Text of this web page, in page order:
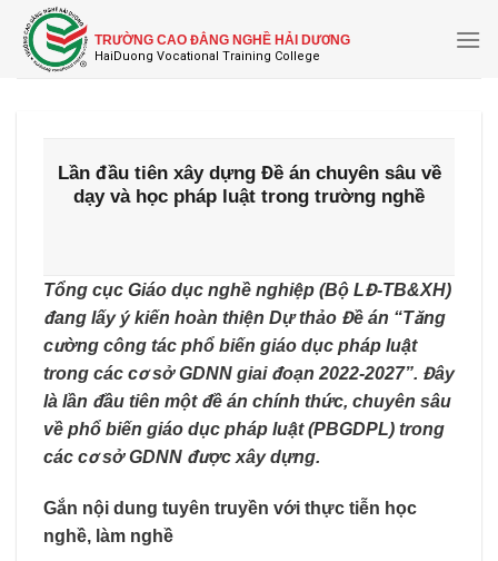
Skip
content
TRƯỜNG CAO ĐẲNG NGHỀ HẢI DƯƠNG
Lần đầu tiên xây dựng Đề án chuyên sâu về
dạy và học pháp luật trong trường nghề
Tổng cục Giáo dục nghề nghiệp (Bộ LĐ-TB&XH)
đang lấy ý kiến hoàn thiện Dự thảo Đề án “Tăng
cường công tác phổ biến giáo dục pháp luật
trong các cơ sở GDNN giai đoạn 2022-2027”. Đây
là lần đầu tiên một đề án chính thức, chuyên sâu
về phổ biến giáo dục pháp luật (PBGDPL) trong
các cơ sở GDNN được xây dựng.
Gắn nội dung tuyên truyền với thực tiễn học
nghề, làm nghề